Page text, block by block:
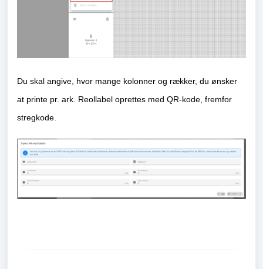
Du skal angive, hvor mange kolonner og rækker, du ønsker
at printe pr. ark. Reollabel oprettes med QR-kode, fremfor
stregkode.